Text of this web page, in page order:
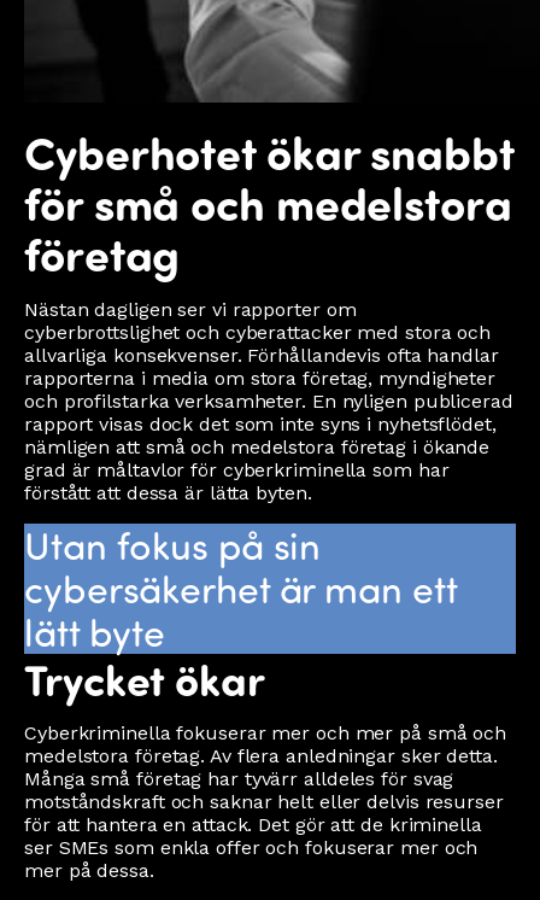
Cyberhotet ökar snabbt
för små och medelstora
företag
Nästan dagligen ser vi rapporter om
cyberbrottslighet och cyberattacker med stora och
allvarliga konsekvenser. Förhållandevis ofta handlar
rapporterna i media om stora företag, myndigheter
och profilstarka verksamheter. En nyligen publicerad
rapport visas dock det som inte syns i nyhetsflödet,
nämligen att små och medelstora företag i ökande
grad är måltavlor för cyberkriminella som har
förstått att dessa är lätta byten.
Utan fokus på sin
cybersäkerhet är man ett
lätt byte
Trycket ökar
Cyberkriminella fokuserar mer och mer på små och
medelstora företag. Av flera anledningar sker detta.
Många små företag har tyvärr alldeles för svag
motståndskraft och saknar helt eller delvis resurser
för att hantera en attack. Det gör att de kriminella
ser SMEs som enkla offer och fokuserar mer och
mer på dessa.